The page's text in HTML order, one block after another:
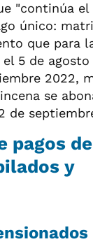
"continúa el
único:
que para
5 de
2022,
se
de
pagos
y